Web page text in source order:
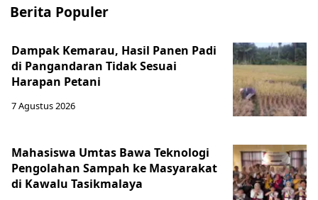
Berita Populer
Dampak Kemarau, Hasil Panen Padi
di Pangandaran Tidak Sesuai
Harapan Petani
7 Agustus 2026
Mahasiswa Umtas Bawa Teknologi
Pengolahan Sampah ke Masyarakat
di Kawalu Tasikmalaya